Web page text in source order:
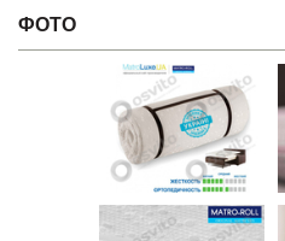
ФОТО